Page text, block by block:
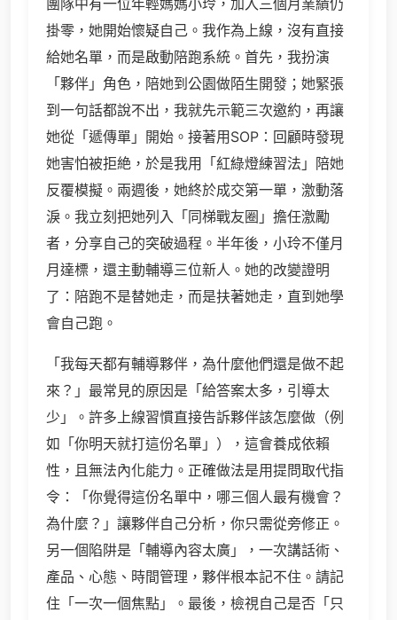
團隊中有一位年輕媽媽小玲，加入三個月業績仍
掛零，她開始懷疑自己。我作為上線，沒有直接
給她名單，而是啟動陪跑系統。首先，我扮演
「夥伴」角色，陪她到公園做陌生開發；她緊張
到一句話都說不出，我就先示範三次邀約，再讓
她從「遞傳單」開始。接著用SOP：回顧時發現
她害怕被拒絶，於是我用「紅綠燈練習法」陪她
反覆模擬。兩週後，她終於成交第一單，激動落
淚。我立刻把她列入「同梯戰友圈」擔任激勵
者，分享自己的突破過程。半年後，小玲不僅月
月達標，還主動輔導三位新人。她的改變證明
了：陪跑不是替她走，而是扶著她走，直到她學
會自己跑。
「我每天都有輔導夥伴，為什麼他們還是做不起
來？」最常見的原因是「給答案太多，引導太
少」。許多上線習慣直接告訴夥伴該怎麼做（例
如「你明天就打這份名單」），這會養成依賴
性，且無法內化能力。正確做法是用提問取代指
令：「你覺得這份名單中，哪三個人最有機會？
為什麼？」讓夥伴自己分析，你只需從旁修正。
另一個陷阱是「輔導內容太廣」，一次講話術、
產品、心態、時間管理，夥伴根本記不住。請記
住「一次一個焦點」。最後，檢視自己是否「只